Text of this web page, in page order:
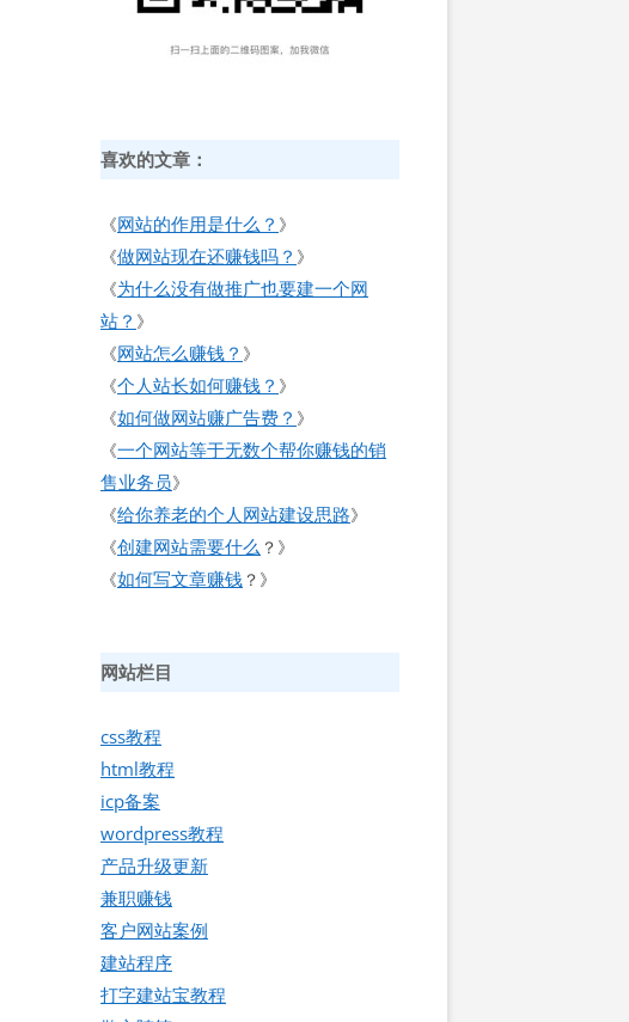
喜欢的文章：
《网站的作用是什么？ 》
《做网站现在还赚钱吗？ 》
《为什么没有做推广也要建一个网
站？ 》
《网站怎么赚钱？ 》
《个人站长如何赚钱？ 》
《如何做网站赚广告费？ 》
《一个网站等于无数个帮你赚钱的销
售业务员》
《给你养老的个人网站建设思路》
《创建网站需要什么 ？》
《如何写文章赚钱 ？》
网站栏目
css教程
html教程
icp备案
wordpress教程
产品升级更新
兼职赚钱
客户网站案例
建站程序
打字建站宝教程